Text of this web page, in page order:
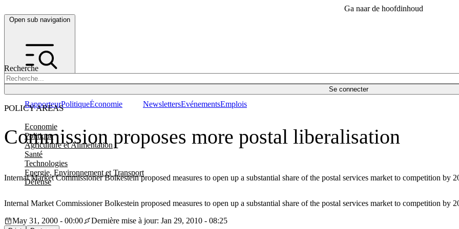
Ga naar de hoofdinhoud
Open sub navigation
Recherche
Se connecter
POLICY AREAS
Economie
Politique
Agriculture et Alimentation
Santé
Technologies
Energie, Environnement et Transport
Défense
RapporteurPolitiqueÉconomie NewslettersEvénementsEmplois
Commission proposes more postal liberalisation
Internal Market Commissioner Bolkestein proposed measures to open up a substantial share of the postal services market to competition by
Internal Market Commissioner Bolkestein proposed measures to open up a substantial share of the postal services market to competition by
May 31, 2000 - 00:00
Dernière mise à jour: Jan 29, 2010 - 08:25